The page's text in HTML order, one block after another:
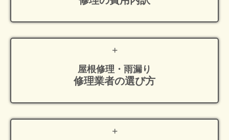
屋根修理・雨漏り
修理業者の選び方